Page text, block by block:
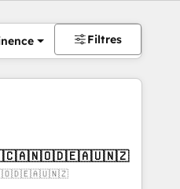
Filtres